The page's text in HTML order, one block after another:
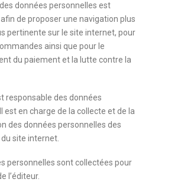
des données personnelles est
de proposer une navigation plus
pertinente sur le site internet, pour
ainsi que pour le
du paiement et la lutte contre la
responsable des données
est en charge de la collecte et de la
des données personnelles des
site internet.
personnelles sont collectées pour
l’éditeur.